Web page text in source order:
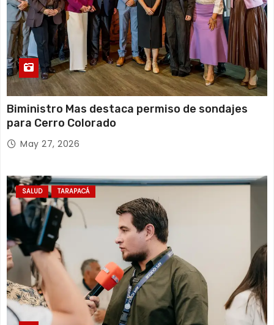
Biministro Mas destaca permiso de sondajes
para Cerro Colorado
May 27, 2026
SALUD TARAPACÁ